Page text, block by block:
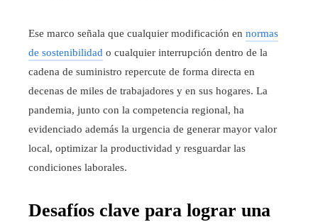
Ese marco señala que cualquier modificación en normas
de sostenibilidad o cualquier interrupción dentro de la
cadena de suministro repercute de forma directa en
decenas de miles de trabajadores y en sus hogares. La
pandemia, junto con la competencia regional, ha
evidenciado además la urgencia de generar mayor valor
local, optimizar la productividad y resguardar las
condiciones laborales.
Desafíos clave para lograr una